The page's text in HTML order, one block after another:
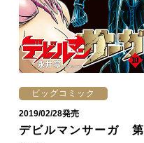
ビッグコミック
2019/02/28発売
デビルマンサーガ 第